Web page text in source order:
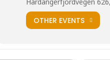
OTHER EVENTS